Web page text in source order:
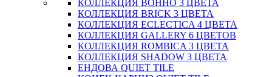
КОЛЛЕКЦИЯ BOHHO 3 ЦВЕТА
КОЛЛЕКЦИЯ BRICK 3 ЦВЕТА
КОЛЛЕКЦИЯ ECLECTICA 4 ЦВЕТА
КОЛЛЕКЦИЯ GALLERY 6 ЦВЕТОВ
КОЛЛЕКЦИЯ ROMBICA 3 ЦВЕТА
КОЛЛЕКЦИЯ SHADOW 3 ЦВЕТА
ЕНДОВА QUIET TILE